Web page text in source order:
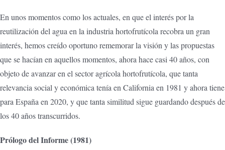
En unos momentos como los actuales, en que el interés por la
reutilización del agua en la industria hortofrutícola recobra un gran
interés, hemos creído oportuno rememorar la visión y las propuestas
que se hacían en aquellos momentos, ahora hace casi 40 años, con
objeto de avanzar en el sector agrícola hortofrutícola, que tanta
relevancia social y económica tenía en California en 1981 y ahora tiene
para España en 2020, y que tanta similitud sigue guardando después de
los 40 años transcurridos.
Prólogo del Informe (1981)